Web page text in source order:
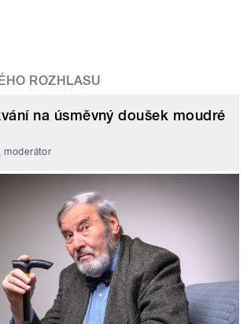
ROZHLASU
na úsměvný doušek moudré
moderátor